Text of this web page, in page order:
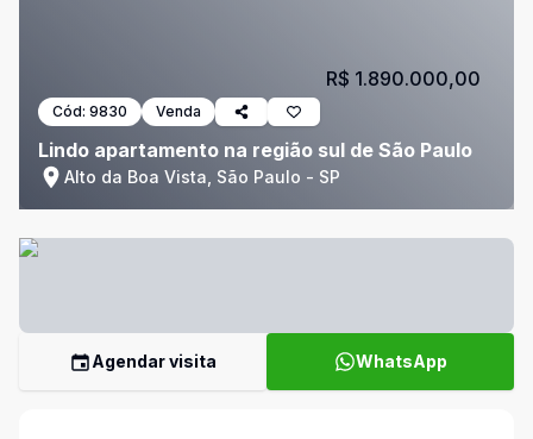
Cód: 9830 Venda
Lindo apartamento na região sul de São Paulo
Alto da Boa Vista, São Paulo - SP
R$ 1.890.000,00
Agendar visita WhatsApp